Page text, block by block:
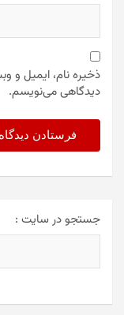
ذخیره نام، ایمیل و
دیدگاهی می‌نویسم.
جستجو در سایت :